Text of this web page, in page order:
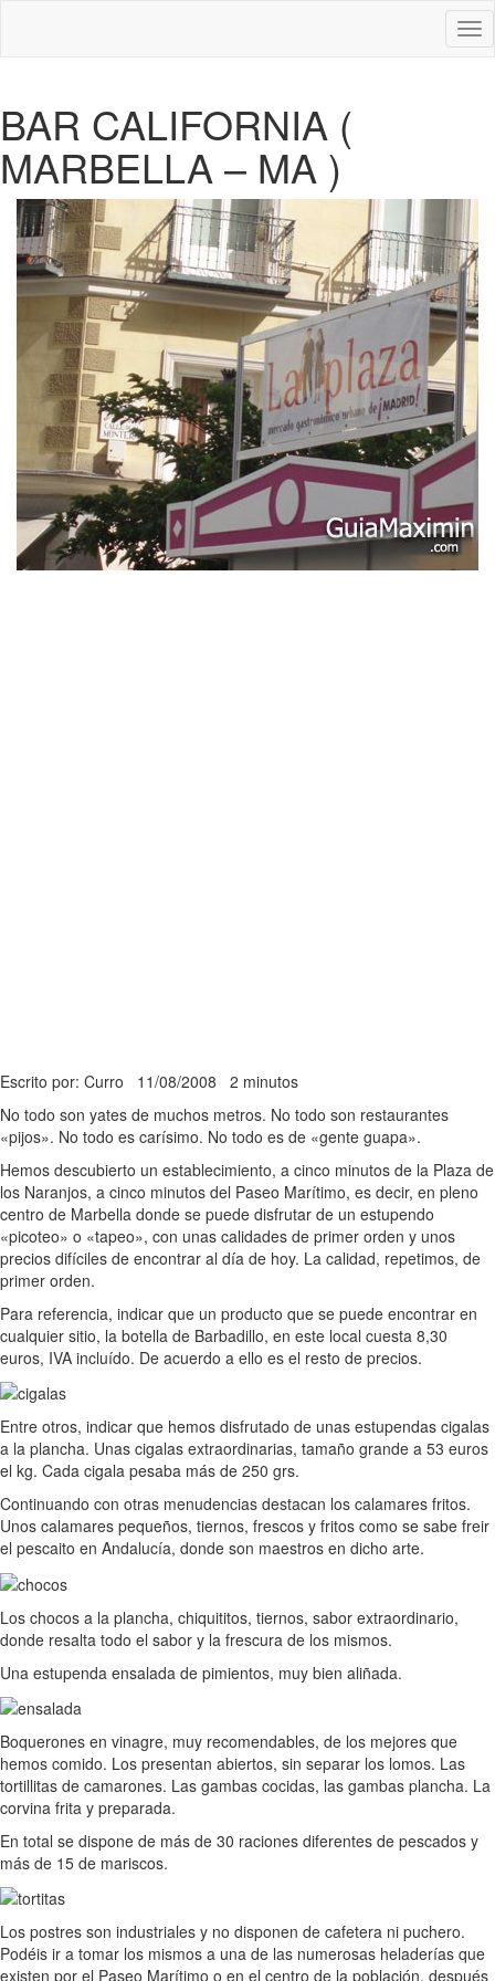
BAR CALIFORNIA (
MARBELLA – MA )
Escrito por: Curro 11/08/2008 2 minutos
No todo son yates de muchos metros. No todo son restaurantes
«pijos». No todo es carísimo. No todo es de «gente guapa».
Hemos descubierto un establecimiento, a cinco minutos de la Plaza de
los Naranjos, a cinco minutos del Paseo Marítimo, es decir, en pleno
centro de Marbella donde se puede disfrutar de un estupendo
«picoteo» o «tapeo», con unas calidades de primer orden y unos
precios difíciles de encontrar al día de hoy. La calidad, repetimos, de
primer orden.
Para referencia, indicar que un producto que se puede encontrar en
cualquier sitio, la botella de Barbadillo, en este local cuesta 8,30
euros, IVA incluído. De acuerdo a ello es el resto de precios.
Entre otros, indicar que hemos disfrutado de unas estupendas cigalas
a la plancha. Unas cigalas extraordinarias, tamaño grande a 53 euros
el kg. Cada cigala pesaba más de 250 grs.
Continuando con otras menudencias destacan los calamares fritos.
Unos calamares pequeños, tiernos, frescos y fritos como se sabe freir
el pescaito en Andalucía, donde son maestros en dicho arte.
Los chocos a la plancha, chiquititos, tiernos, sabor extraordinario,
donde resalta todo el sabor y la frescura de los mismos.
Una estupenda ensalada de pimientos, muy bien aliñada.
Boquerones en vinagre, muy recomendables, de los mejores que
hemos comido. Los presentan abiertos, sin separar los lomos. Las
tortillitas de camarones. Las gambas cocidas, las gambas plancha. La
corvina frita y preparada.
En total se dispone de más de 30 raciones diferentes de pescados y
más de 15 de mariscos.
Los postres son industriales y no disponen de cafetera ni puchero.
Podéis ir a tomar los mismos a una de las numerosas heladerías que
existen por el Paseo Marítimo o en el centro de la población, después